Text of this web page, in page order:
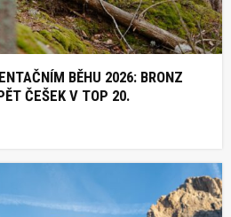
BĚHU 2026: BRONZ
ČEŠEK V TOP 20.